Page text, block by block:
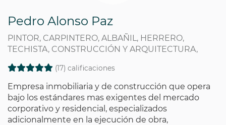
Pedro Alonso Paz
PINTOR, CARPINTERO, ALBAÑIL, HERRERO,
TECHISTA, CONSTRUCCIÓN Y ARQUITECTURA,
(17) calificaciones
Empresa inmobiliaria y de construcción que opera
bajo los estándares mas exigentes del mercado
corporativo y residencial, especializados
adicionalmente en la ejecución de obra,